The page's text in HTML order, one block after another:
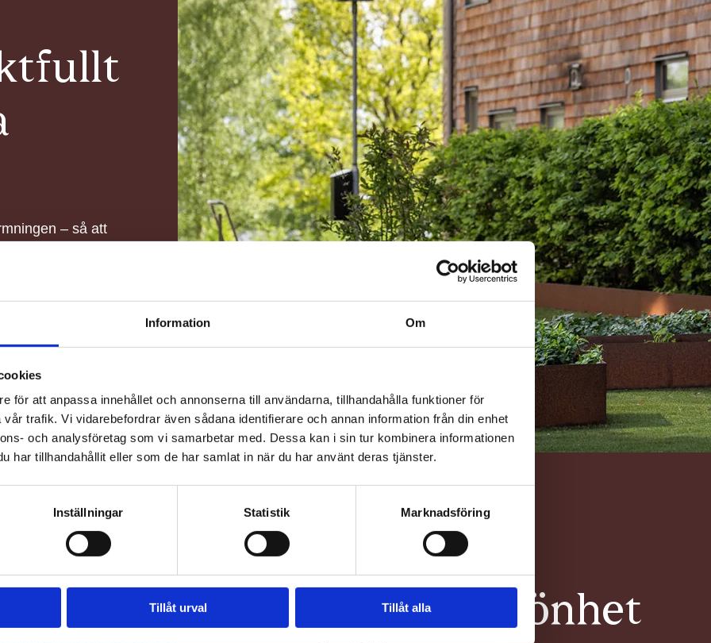
Information Om
för att anpassa innehållet och annonserna till användarna, tillhandahålla funktioner för
trafik. Vi vidarebefordrar även sådana identifierare och annan information från din enhet
och analysföretag som vi samarbetar med. Dessa kan i sin tur kombinera informationen
har tillhandahållit eller som de har samlat in när du har använt deras tjänster.
Inställningar Statistik Marknadsföring
Tillåt urval Tillåt alla
– så att
av platsen. Med
och
tillgång till
– där det är
Arkitektur – skönhet